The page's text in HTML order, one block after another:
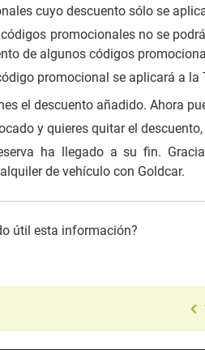
cuyo descuento sólo se
promocionales no se
de algunos códigos
promocional se aplicará a la
el descuento añadido. Ahora
y quieres quitar el
ha llegado a su fin.
de vehículo con Goldcar.
útil esta información?